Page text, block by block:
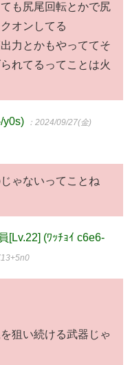
も尻尾回転とかで尻
オンしてる
力とかもやっててそ
れてるってことは火
y0s) ：2024/09/27(金)
ゃないってことね
[Lv.22] (ﾜｯﾁｮｲ c6e6-
狙い続ける武器じゃ